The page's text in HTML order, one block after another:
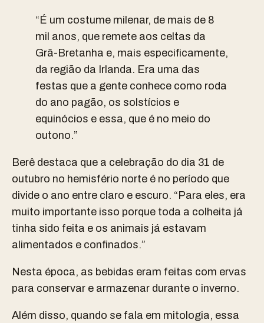
“É um costume milenar, de mais de 8
mil anos, que remete aos celtas da
Grã-Bretanha e, mais especificamente,
da região da Irlanda. Era uma das
festas que a gente conhece como roda
do ano pagão, os solstícios e
equinócios e essa, que é no meio do
outono.”
Berê destaca que a celebração do dia 31 de
outubro no hemisfério norte é no período que
divide o ano entre claro e escuro. “Para eles, era
muito importante isso porque toda a colheita já
tinha sido feita e os animais já estavam
alimentados e confinados.”
Nesta época, as bebidas eram feitas com ervas
para conservar e armazenar durante o inverno.
Além disso, quando se fala em mitologia, essa